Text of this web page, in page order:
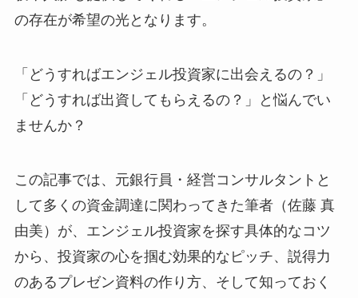
の存在が希望の光となります。
「どうすればエンジェル投資家に出会えるの？」
「どうすれば出資してもらえるの？」と悩んでい
ませんか？
この記事では、元銀行員・経営コンサルタントと
して多くの資金調達に関わってきた筆者（佐藤 真
由美）が、エンジェル投資家を探す具体的なコツ
から、投資家の心を掴む効果的なピッチ、説得力
のあるプレゼン資料の作り方、そして知っておく